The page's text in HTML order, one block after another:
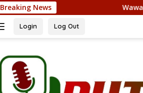
Breaking News Wawali Harris Bobihoe
Login Log Out